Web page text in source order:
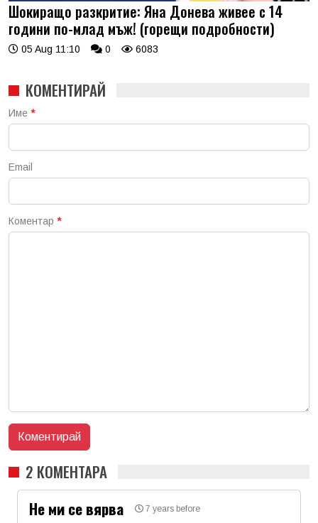
Шокиращо разкритие: Яна Донева живее с 14
години по-млад мъж! (горещи подробности)
05 Aug 11:10 0 6083
КОМЕНТИРАЙ
Име *
Email
Коментар *
2 КОМЕНТАРА
Не ми се вярва
7 years before